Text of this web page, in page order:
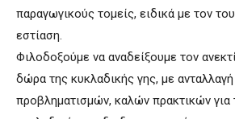
παραγωγικούς τομείς, ειδικά με τον
εστίαση.
Φιλοδοξούμε να αναδείξουμε τον
δώρα της κυκλαδικής γης, με
προβληματισμών, καλών πρακτικών για